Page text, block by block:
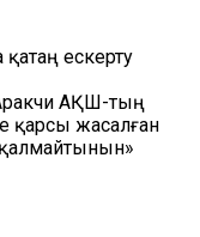
ескерту
АҚШ-тың
қарсы жасалған